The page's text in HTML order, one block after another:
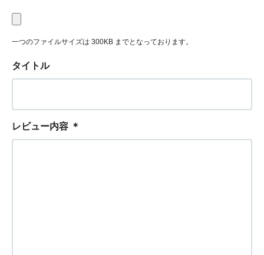
一つのファイルサイズは 300KB までとなっております。
タイトル
レビュー内容 ＊